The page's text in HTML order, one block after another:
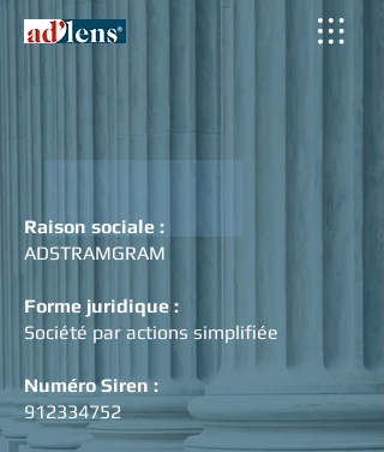
Raison sociale :
ADSTRAMGRAM
Forme juridique :
Société par actions simplifiée
Numéro Siren :
912334752